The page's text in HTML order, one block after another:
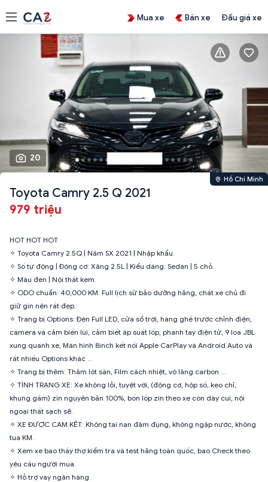
Mua xe Bán xe Đấu giá xe
20
Hồ Chí Minh
Toyota Camry 2.5 Q 2021
979 triệu
HOT HOT HOT
✧ Toyota Camry 2.5Q | Năm SX 2021 | Nhập khẩu.
✧ Số tự động | Động cơ: Xăng 2.5L | Kiểu dáng: Sedan | 5 chỗ.
✧ Màu đen | Nội thất kem.
✧ ODO chuẩn: 40,000 KM. Full lịch sử bảo dưỡng hãng, chất xe chủ đi
giữ gìn nên rất đẹp.
✧ Trang bị Options: Đèn Full LED, cửa sổ trời, hàng ghế trước chỉnh điện,
camera và cảm biến lùi, cảm biết áp suất lốp, phanh tay điện tử, 9 loa JBL
xung quanh xe, Màn hình 8inch kết nối Apple CarPlay và Android Auto và
rất nhiều Options khác …
✧ Trang bị thêm: Thảm lót sàn, Film cách nhiệt, vô lăng carbon …
✧ TÌNH TRẠNG XE: Xe không lỗi, tuyệt vời, (động cơ, hộp số, keo chỉ,
khung gầm) zin nguyên bản 100%, bốn lốp zin theo xe còn dày cui, nội
ngoại thất sạch sẽ.
✧ XE ĐƯỢC CAM KẾT: Không tai nạn đâm đụng, không ngập nước, không
tua KM.
✧ Xem xe bao thầy thợ kiểm tra và test hãng toàn quốc, bao Check theo
yêu cầu người mua.
✧ Hỗ trợ vay ngân hàng.